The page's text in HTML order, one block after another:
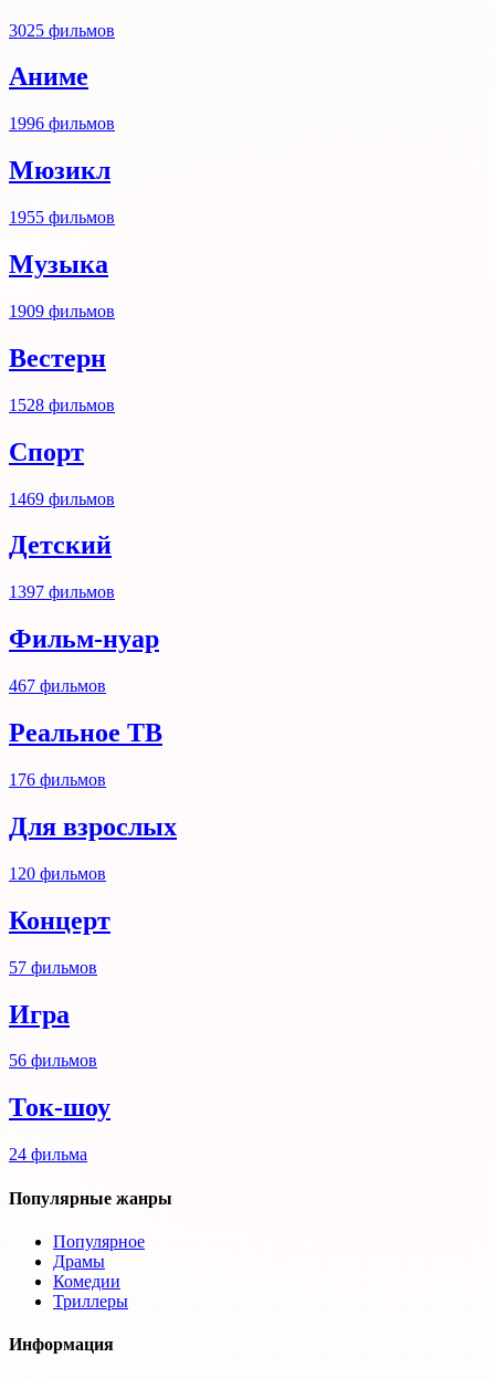
3025 фильмов
Аниме
1996 фильмов
Мюзикл
1955 фильмов
Музыка
1909 фильмов
Вестерн
1528 фильмов
Спорт
1469 фильмов
Детский
1397 фильмов
Фильм-нуар
467 фильмов
Реальное ТВ
176 фильмов
Для взрослых
120 фильмов
Концерт
57 фильмов
Игра
56 фильмов
Ток-шоу
24 фильма
Популярные жанры
Популярное
Драмы
Комедии
Триллеры
Информация